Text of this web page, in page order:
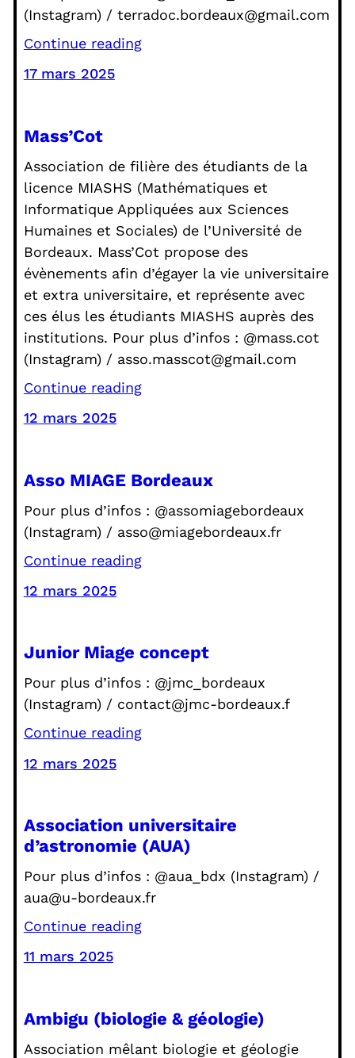
(Instagram) / terradoc.bordeaux@gmail.com
Continue reading
17 mars 2025
Mass’Cot
Association de filière des étudiants de la
licence MIASHS (Mathématiques et
Informatique Appliquées aux Sciences
Humaines et Sociales) de l’Université de
Bordeaux. Mass’Cot propose des
évènements afin d’égayer la vie universitaire
et extra universitaire, et représente avec
ces élus les étudiants MIASHS auprès des
institutions. Pour plus d’infos : @mass.cot
(Instagram) / asso.masscot@gmail.com
Continue reading
12 mars 2025
Asso MIAGE Bordeaux
Pour plus d’infos : @assomiagebordeaux
(Instagram) / asso@miagebordeaux.fr
Continue reading
12 mars 2025
Junior Miage concept
Pour plus d’infos : @jmc_bordeaux
(Instagram) / contact@jmc-bordeaux.f
Continue reading
12 mars 2025
Association universitaire
d’astronomie (AUA)
Pour plus d’infos : @aua_bdx (Instagram) /
aua@u-bordeaux.fr
Continue reading
11 mars 2025
Ambigu (biologie & géologie)
Association mêlant biologie et géologie